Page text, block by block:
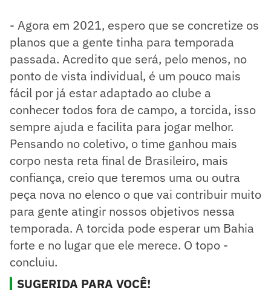
- Agora em 2021, espero que se concretize os
planos que a gente tinha para temporada
passada. Acredito que será, pelo menos, no
ponto de vista individual, é um pouco mais
fácil por já estar adaptado ao clube a
conhecer todos fora de campo, a torcida, isso
sempre ajuda e facilita para jogar melhor.
Pensando no coletivo, o time ganhou mais
corpo nesta reta final de Brasileiro, mais
confiança, creio que teremos uma ou outra
peça nova no elenco o que vai contribuir muito
para gente atingir nossos objetivos nessa
temporada. A torcida pode esperar um Bahia
forte e no lugar que ele merece. O topo -
concluiu.
SUGERIDA PARA VOCÊ!